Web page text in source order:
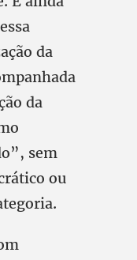
da
da
sem
ou